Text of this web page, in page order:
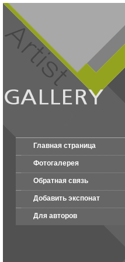
Главная страница
Фотогалерея
Обратная связь
Добавить экспонат
Для авторов